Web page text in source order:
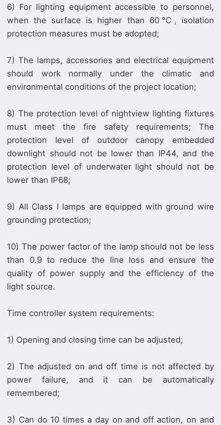
6) For lighting equipment accessible to personnel,
when the surface is higher than 60℃, isolation
protection measures must be adopted;
7) The lamps, accessories and electrical equipment
should work normally under the climatic and
environmental conditions of the project location;
8) The protection level of nightview lighting fixtures
must meet the fire safety requirements; The
protection level of outdoor canopy embedded
downlight should not be lower than IP44, and the
protection level of underwater light should not be
lower than IP68;
9) All Class I lamps are equipped with ground wire
grounding protection;
10) The power factor of the lamp should not be less
than 0.9 to reduce the line loss and ensure the
quality of power supply and the efficiency of the
light source.
Time controller system requirements:
1) Opening and closing time can be adjusted;
2) The adjusted on and off time is not affected by
power failure, and it can be automatically
remembered;
3) Can do 10 times a day on and off action, on and